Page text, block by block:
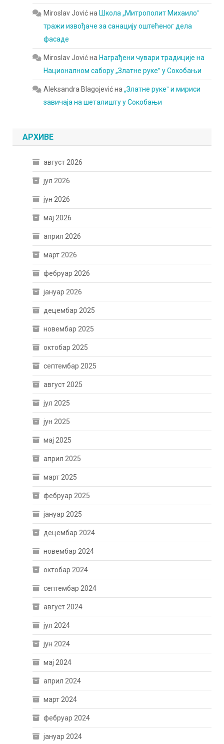
Miroslav Jovićна Школа „Митрополит Михаилоˮ
тражи извођаче за санацију оштећеног дела
фасаде
Miroslav Jovićна Награђени чувари традиције на
Националном сабору „Златне рукеˮ у Сокобањи
Aleksandra Blagojevićна„Златне рукеˮ и мириси
завичаја на шеталишту у Сокобањи
АРХИВЕ
август 2026
јул 2026
јун 2026
мај 2026
април 2026
март 2026
фебруар 2026
јануар 2026
децембар 2025
новембар 2025
октобар 2025
септембар 2025
август 2025
јул 2025
јун 2025
мај 2025
април 2025
март 2025
фебруар 2025
јануар 2025
децембар 2024
новембар 2024
октобар 2024
септембар 2024
август 2024
јул 2024
јун 2024
мај 2024
април 2024
март 2024
фебруар 2024
јануар 2024